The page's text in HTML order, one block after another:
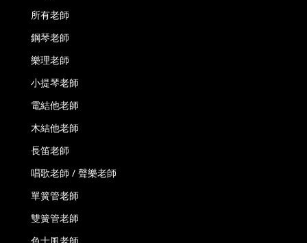
所有老師
鋼琴老師
樂理老師
小提琴老師
電結他老師
木結他老師
長笛老師
唱歌老師 / 聲樂老師
單簧管老師
雙簧管老師